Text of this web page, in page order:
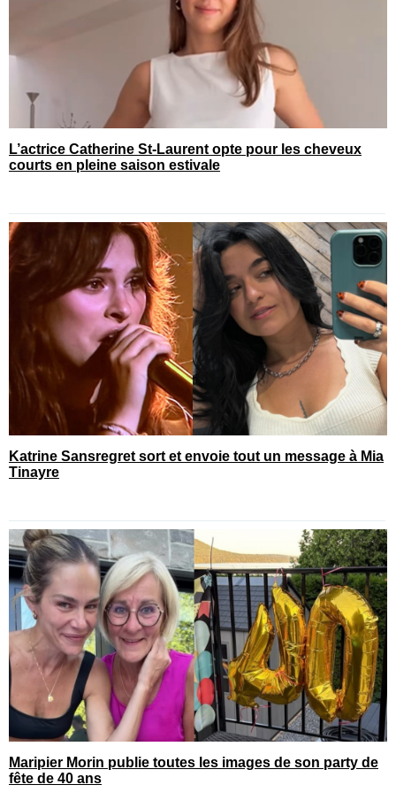
L’actrice Catherine St-Laurent opte pour les cheveux
courts en pleine saison estivale
Katrine Sansregret sort et envoie tout un message à Mia
Tinayre
Maripier Morin publie toutes les images de son party de
fête de 40 ans